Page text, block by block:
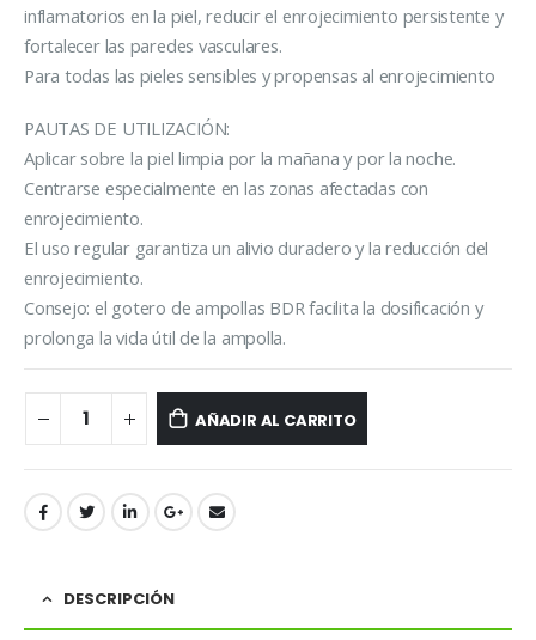
inflamatorios en la piel, reducir el enrojecimiento persistente y
fortalecer las paredes vasculares.
Para todas las pieles sensibles y propensas al enrojecimiento
PAUTAS DE UTILIZACIÓN:
Aplicar sobre la piel limpia por la mañana y por la noche.
Centrarse especialmente en las zonas afectadas con
enrojecimiento.
El uso regular garantiza un alivio duradero y la reducción del
enrojecimiento.
Consejo: el gotero de ampollas BDR facilita la dosificación y
prolonga la vida útil de la ampolla.
AÑADIR AL CARRITO
DESCRIPCIÓN